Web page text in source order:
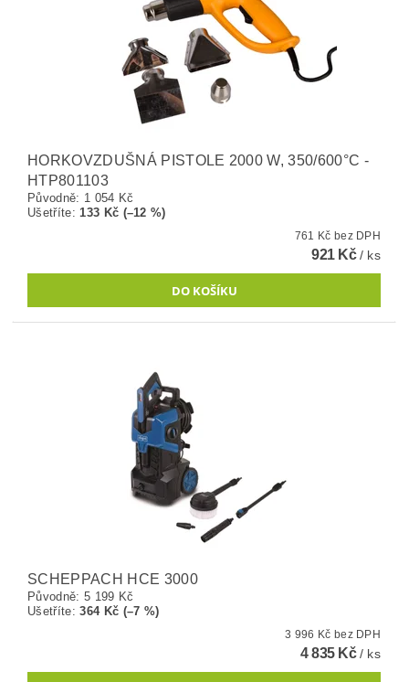
HORKOVZDUŠNÁ PISTOLE 2000 W, 350/600°C -
HTP801103
Původně: 1 054 Kč
Ušetříte:133 Kč (–12 %)
761 Kč bez DPH
921 Kč/ ks
SCHEPPACH HCE 3000
Původně: 5 199 Kč
Ušetříte:364 Kč (–7 %)
3 996 Kč bez DPH
4 835 Kč/ ks